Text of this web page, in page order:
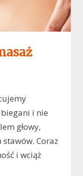
i nie
głowy,
Coraz
i wciąż